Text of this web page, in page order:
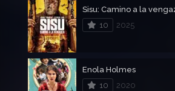
Sisu: Camino a la
10
2025
Enola Holmes
10
2020